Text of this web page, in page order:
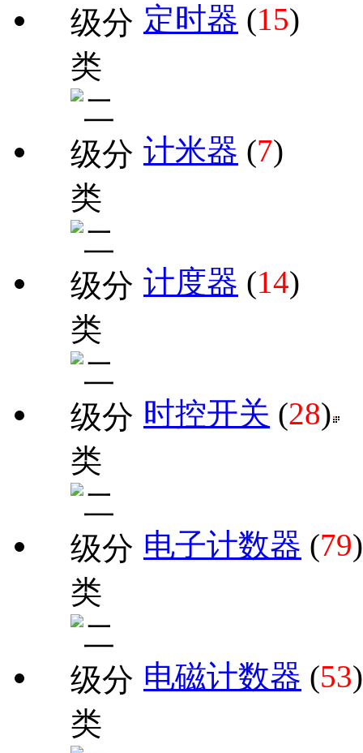
定时器 (15)
计米器 (7)
计度器 (14)
时控开关 (28)
电子计数器 (79)
电磁计数器 (53)